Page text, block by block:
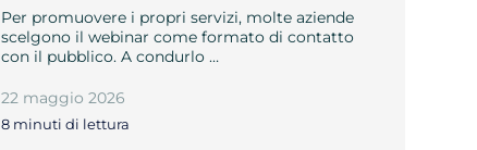
Per promuovere i propri servizi, molte aziende
scelgono il webinar come formato di contatto
con il pubblico. A condurlo …
22 maggio 2026
8 minuti di lettura